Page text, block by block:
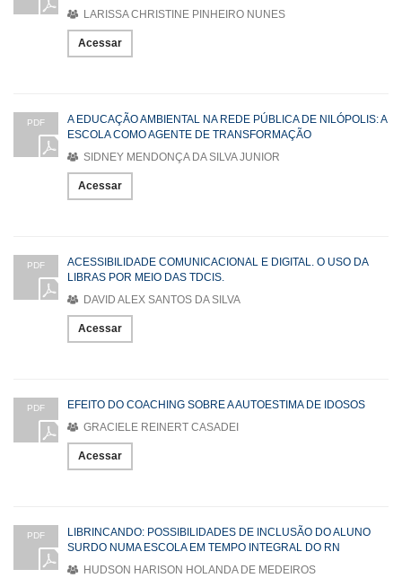
LARISSA CHRISTINE PINHEIRO NUNES
Acessar
PDF
A EDUCAÇÃO AMBIENTAL NA REDE PÚBLICA DE NILÓPOLIS: A
ESCOLA COMO AGENTE DE TRANSFORMAÇÃO
SIDNEY MENDONÇA DA SILVA JUNIOR
Acessar
PDF
ACESSIBILIDADE COMUNICACIONAL E DIGITAL. O USO DA
LIBRAS POR MEIO DAS TDCIS.
DAVID ALEX SANTOS DA SILVA
Acessar
PDF
EFEITO DO COACHING SOBRE A AUTOESTIMA DE IDOSOS
GRACIELE REINERT CASADEI
Acessar
PDF
LIBRINCANDO: POSSIBILIDADES DE INCLUSÃO DO ALUNO
SURDO NUMA ESCOLA EM TEMPO INTEGRAL DO RN
HUDSON HARISON HOLANDA DE MEDEIROS